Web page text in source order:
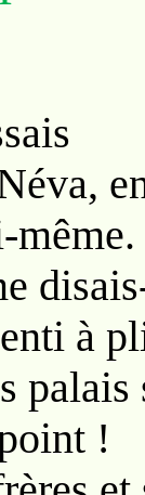
même.
à
palais
!